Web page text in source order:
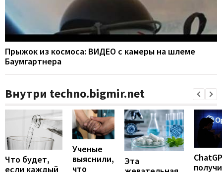
Прыжок из космоса: ВИДЕО с камеры на шлеме
Баумгартнера
Внутри techno.bigmir.net
Что будет,
если каждый
Ученые
выяснили,
что
Эта